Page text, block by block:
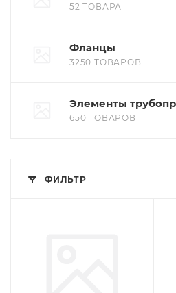
52 ТОВАРА
Фланцы
3250 ТОВАРОВ
Элементы
650 ТОВАРОВ
ФИЛЬТР